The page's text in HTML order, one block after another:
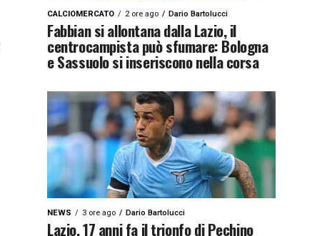
CALCIOMERCATO 2 ore ago Dario Bartolucci
Fabbian si allontana dalla Lazio, il
centrocampista può sfumare: Bologna
e Sassuolo si inseriscono nella corsa
NEWS 3 ore ago Dario Bartolucci
Lazio, 17 anni fa il trionfo di Pechino